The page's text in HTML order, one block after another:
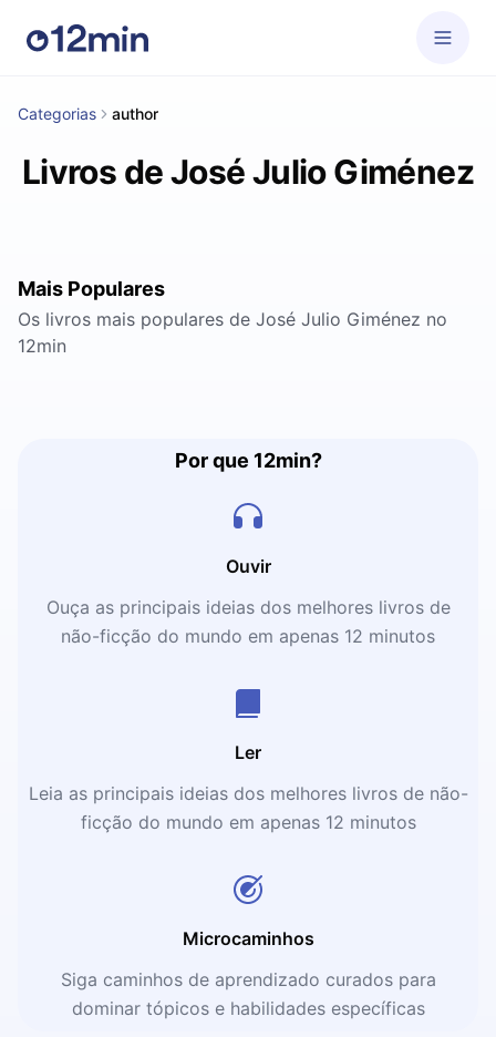
Categorias author
Livros de José Julio Giménez
Mais Populares
Os livros mais populares de José Julio Giménez no
12min
Por que 12min?
Ouvir
Ouça as principais ideias dos melhores livros de
não-ficção do mundo em apenas 12 minutos
Ler
Leia as principais ideias dos melhores livros de não-
ficção do mundo em apenas 12 minutos
Microcaminhos
Siga caminhos de aprendizado curados para
dominar tópicos e habilidades específicas